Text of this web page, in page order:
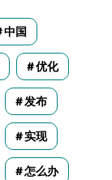
中国
优化
发布
实现
怎么办